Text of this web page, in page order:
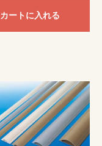
カートに入れる